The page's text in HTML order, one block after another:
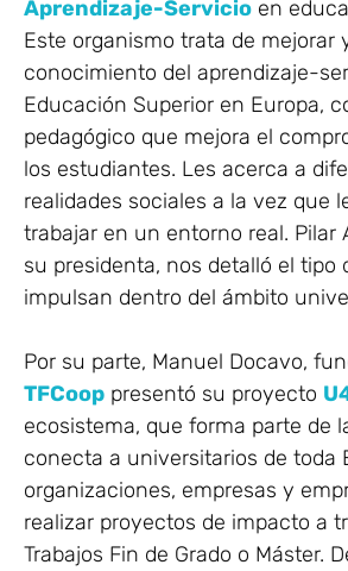
Aprendizaje-Servicio en
Este organismo trata de mejorar
conocimiento del aprendizaje-
Educación Superior en Europa,
pedagógico que mejora el
los estudiantes. Les acerca a
realidades sociales a la vez que
trabajar en un entorno real. Pilar
su presidenta, nos detalló el tipo
impulsan dentro del ámbito
Por su parte, Manuel Docavo,
TFCoop presentó su proyecto
ecosistema, que forma parte de
conecta a universitarios de toda
organizaciones, empresas y
realizar proyectos de impacto a
Trabajos Fin de Grado o Máster.